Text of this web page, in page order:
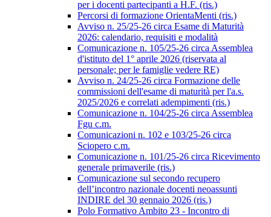
per i docenti partecipanti a H.F. (ris.)
Percorsi di formazione OrientaMenti (ris.)
Avviso n. 25/25-26 circa Esame di Maturità
2026: calendario, requisiti e modalità
Comunicazione n. 105/25-26 circa Assemblea
d'istituto del 1° aprile 2026 (riservata al
personale; per le famiglie vedere RE)
Avviso n. 24/25-26 circa Formazione delle
commissioni dell'esame di maturità per l'a.s.
2025/2026 e correlati adempimenti (ris.)
Comunicazione n. 104/25-26 circa Assemblea
Fgu c.m.
Comunicazioni n. 102 e 103/25-26 circa
Sciopero c.m.
Comunicazione n. 101/25-26 circa Ricevimento
generale primaverile (ris.)
Comunicazione sul secondo recupero
dell’incontro nazionale docenti neoassunti
INDIRE del 30 gennaio 2026 (ris.)
Polo Formativo Ambito 23 - Incontro di